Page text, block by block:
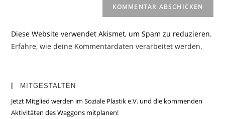
Diese Website verwendet Akismet, um Spam zu reduzieren.
Erfahre, wie deine Kommentardaten verarbeitet werden.
MITGESTALTEN
Jetzt Mitglied werden im Soziale Plastik e.V. und die kommenden
Aktivitäten des Waggons mitplanen!